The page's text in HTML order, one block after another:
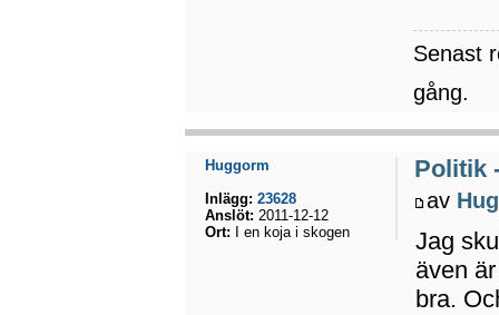
Senast
gång.
Politik
av
Jag
även
bra.
Huggorm
Inlägg: 23628
Anslöt: 2011-12-12
Ort: I en koja i skogen